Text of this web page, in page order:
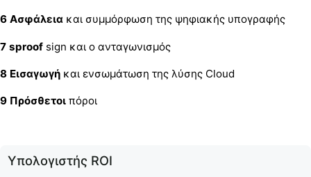
6 Ασφάλεια και συμμόρφωση της ψηφιακής υπογραφής
7 sproof sign και ο ανταγωνισμός
8 Εισαγωγή και ενσωμάτωση της λύσης Cloud
9 Πρόσθετοι πόροι
Υπολογιστής ROI